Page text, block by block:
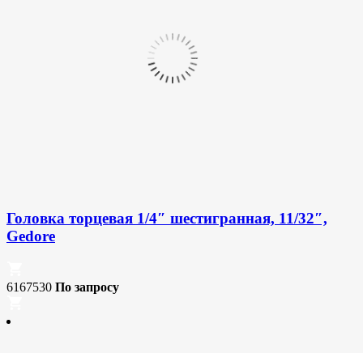
Головка торцевая 1/4″ шестигранная, 11/32″,
Gedore
6167530 По запросу